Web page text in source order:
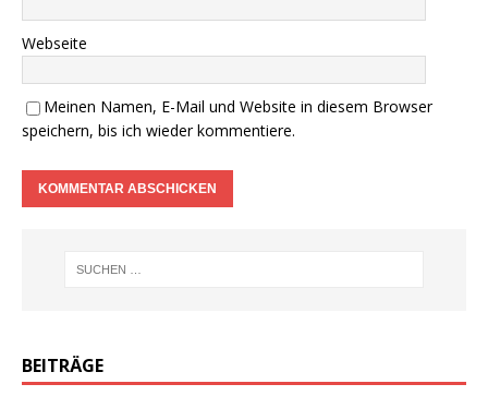
Webseite
Meinen Namen, E-Mail und Website in diesem Browser
speichern, bis ich wieder kommentiere.
BEITRÄGE